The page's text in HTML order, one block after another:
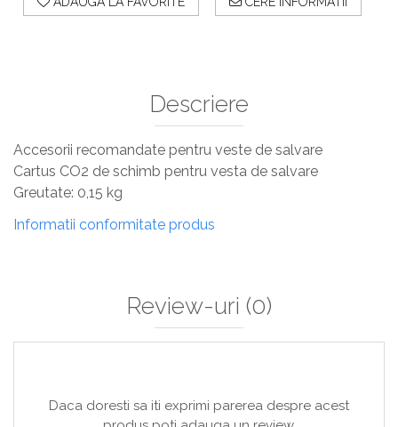
Descriere
Accesorii recomandate pentru veste de salvare
Cartus CO2 de schimb pentru vesta de salvare
Greutate: 0,15 kg
Informatii conformitate produs
Review-uri (0)
Daca doresti sa iti exprimi parerea despre acest